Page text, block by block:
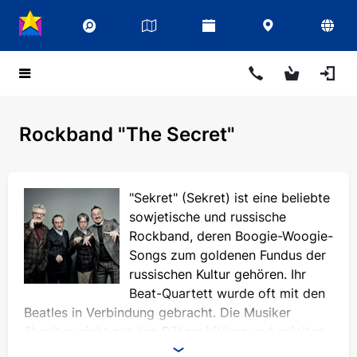
Rockband "The Secret"
"Sekret" (Sekret) ist eine beliebte
sowjetische und russische
Rockband, deren Boogie-Woogie-
Songs zum goldenen Fundus der
russischen Kultur gehören. Ihr
Beat-Quartett wurde oft mit den
Beatles in Verbindung gebracht. Die Musiker
ähnelten nicht nur den Bühnenbildern und spielten
in einem ähnlichen Stil wie ihre Lieblingslegenden